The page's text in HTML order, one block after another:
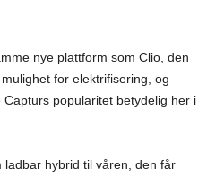
nye plattform som Clio, den
for elektrifisering, og
popularitet betydelig her i
hybrid til våren, den får